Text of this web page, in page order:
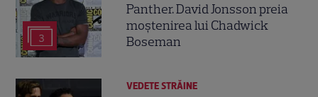
3
Panther. David Jonsson preia
moștenirea lui Chadwick
Boseman
VEDETE STRĂINE